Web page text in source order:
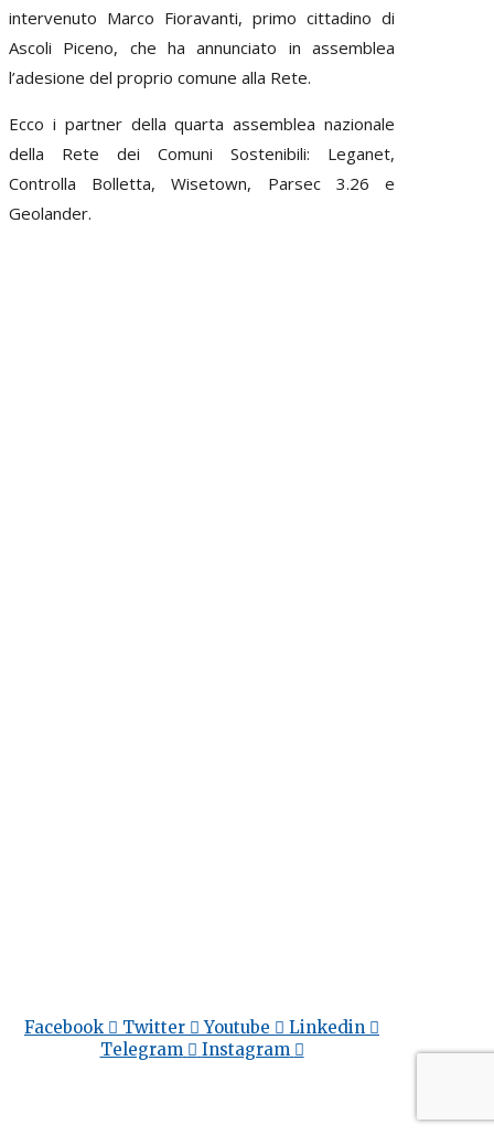
intervenuto Marco Fioravanti, primo cittadino di
Ascoli Piceno, che ha annunciato in assemblea
l’adesione del proprio comune alla Rete.
Ecco i partner della quarta assemblea nazionale
della Rete dei Comuni Sostenibili: Leganet,
Controlla Bolletta, Wisetown, Parsec 3.26 e
Geolander.
Facebook Twitter Youtube
Linkedin
Telegram
Instagram